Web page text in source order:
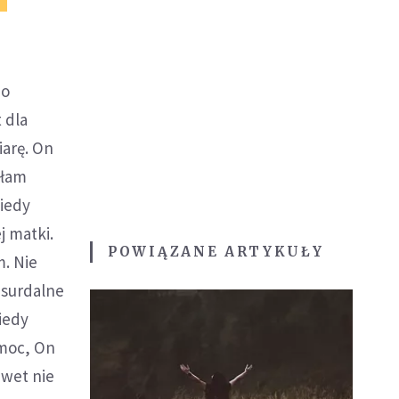
dla
On
matki.
Nie
On
nie
POWIĄZANE ARTYKUŁY